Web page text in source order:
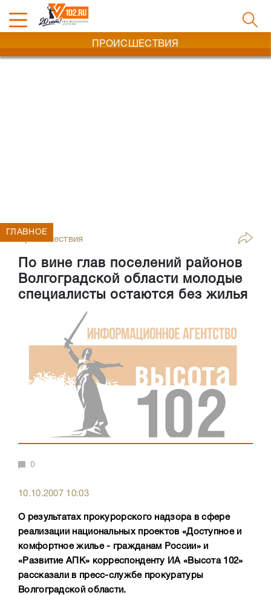
ПРОИСШЕСТВИЯ
Происшествия
По вине глав поселений районов
Волгоградской области молодые
специалисты остаются без жилья
ГЛАВНОЕ
0
10.10.2007 10:03
О результатах прокурорского надзора в сфере
реализации национальных проектов «Доступное и
комфортное жилье - гражданам России» и
«Развитие АПК» корреспонденту ИА «Высота 102»
рассказали в пресс-службе прокуратуры
Волгоградской области.